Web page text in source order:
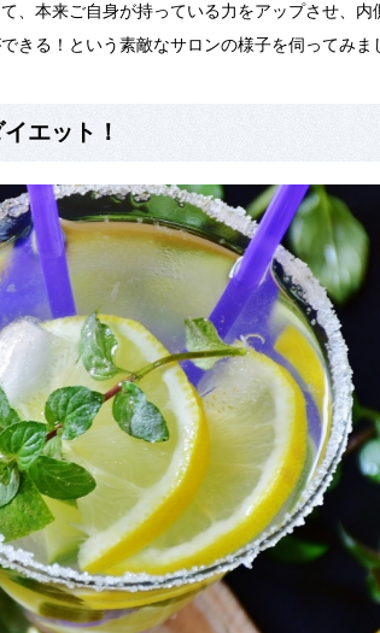
、本来ご自身が持っている力をアップさせ、内
きる！という素敵なサロンの様子を伺ってみま
エット！